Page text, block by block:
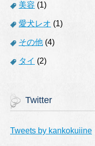
美容 (1)
愛犬レオ (1)
その他 (4)
タイ (2)
Twitter
Tweets by kankokuiine